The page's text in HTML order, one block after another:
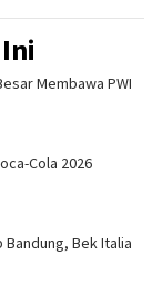
Membawa PWI
Cola 2026
Bek Italia